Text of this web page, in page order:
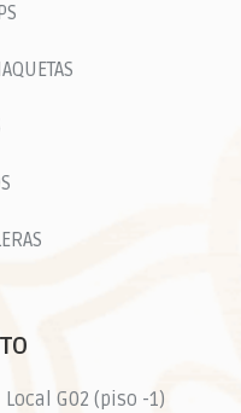
G02 (piso -1)